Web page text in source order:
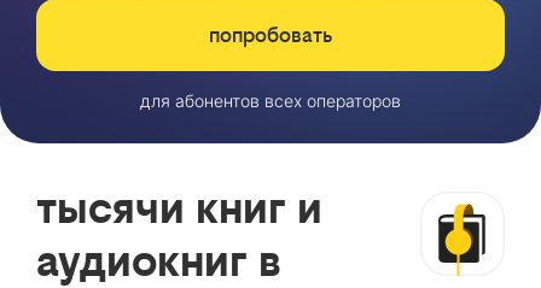
попробовать
для абонентов всех операторов
тысячи книг и
аудиокниг в